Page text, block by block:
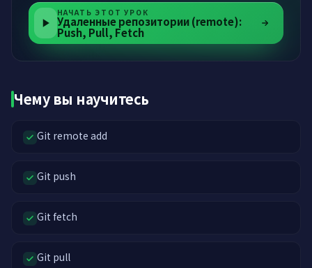
НАЧАТЬ ЭТОТ УРОК
Удаленные репозитории (remote):
Push, Pull, Fetch
Чему вы научитесь
Git remote add
Git push
Git fetch
Git pull